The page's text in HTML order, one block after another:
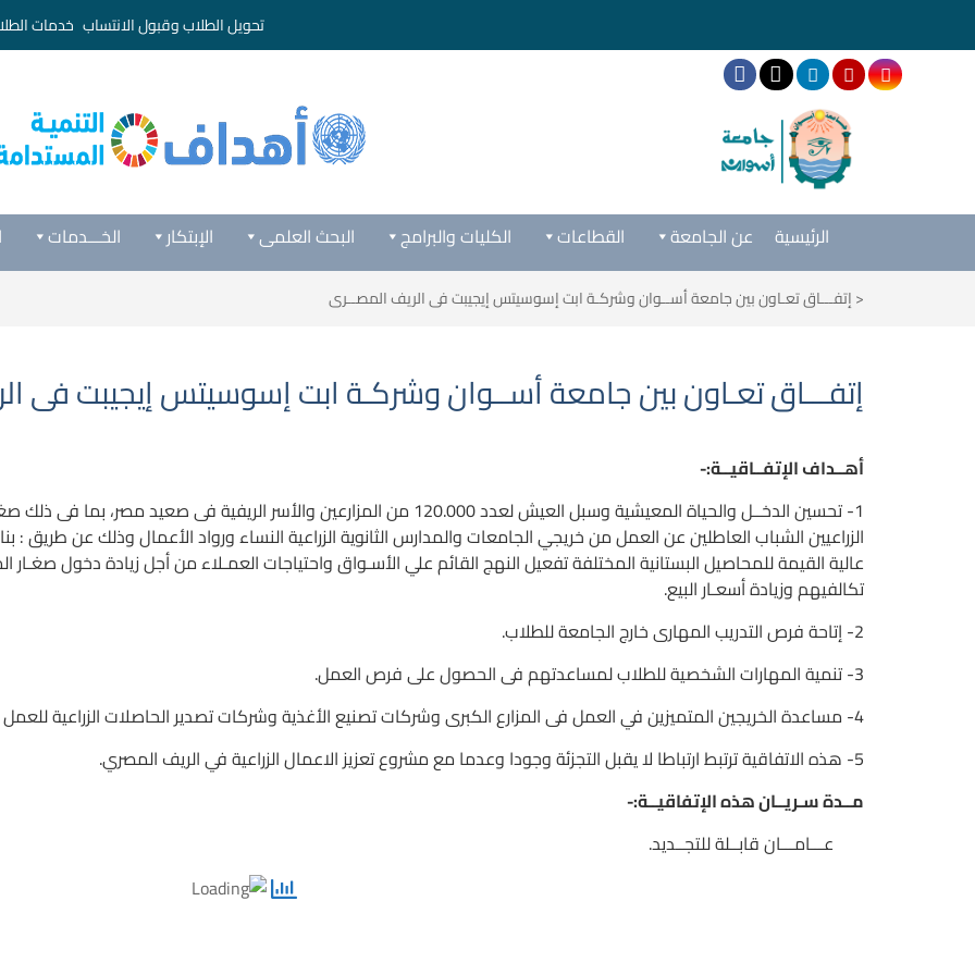
تحويل الطلاب وقبول الانتساب خدمات
الخـــدمات الإبتكار البحث العلمى الكليات والبرامج القطاعات عن الجامعة الرئيسية
<إتفـــاق تعـاون بين جامعة أســوان وشركـة ابت إسوسيتس إيجيبت فى الريف المصــرى
إتفـــاق تعـاون بين جامعة أســوان وشركـة ابت إسوسيتس إيجيبت فى
أهــداف الإتفــاقيــة:-
1- تحسين الدخــل والحياة المعيشية وسبل العيش لعدد 120.000 من المزارعين والأسر
الزراعيين الشباب العاطلين عن العمل من خريجي الجامعات والمدارس الثانوية الزراعية النساء ورواد الأعمال وذلك عن طريق :
عالية القيمة للمحاصيل البستانية المختلفة تفعيل النهج القائم علي الأسـواق واحتياجات العمـلاء من أجل زيادة دخول
تكالفيهم وزيادة أسعـار البيع.
2- إتاحة فرص التدريب المهارى خارج الجامعة للطلاب.
3- تنمية المهارات الشخصية للطلاب لمساعدتهم فى الحصول على فرص العمل.
4- مساعدة الخريجين المتميزين في العمل فى المزارع الكبرى وشركات تصنيع الأغذية وشركات تصدير الحاصلات الزراعية للعمل كمرشدين زراعيين.
5- هذه الاتفاقية ترتبط ارتباطا لا يقبل التجزئة وجودا وعدما مع مشروع تعزيز الاعمال الزراعية في الريف المصري.
مــدة سـريــان هذه الإتفاقيــة:-
عـــامـــان قابــلة للتجــديد.